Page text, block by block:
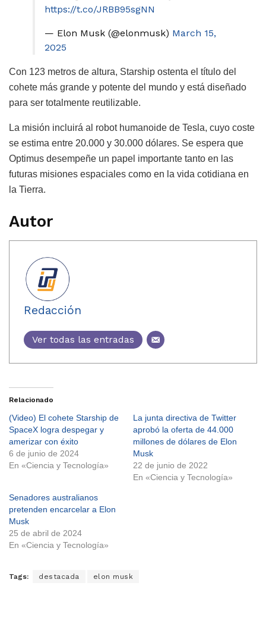
https://t.co/JRBB95sgNN
— Elon Musk (@elonmusk) March 15,
2025
Con 123 metros de altura, Starship ostenta el título del
cohete más grande y potente del mundo y está diseñado
para ser totalmente reutilizable.
La misión incluirá al robot humanoide de Tesla, cuyo coste
se estima entre 20.000 y 30.000 dólares. Se espera que
Optimus desempeñe un papel importante tanto en las
futuras misiones espaciales como en la vida cotidiana en
la Tierra.
Autor
Redacción
Ver todas las entradas
Relacionado
(Video) El cohete Starship de
SpaceX logra despegar y
amerizar con éxito
6 de junio de 2024
En «Ciencia y Tecnología»
La junta directiva de Twitter
aprobó la oferta de 44.000
millones de dólares de Elon
Musk
22 de junio de 2022
En «Ciencia y Tecnología»
Senadores australianos
pretenden encarcelar a Elon
Musk
25 de abril de 2024
En «Ciencia y Tecnología»
Tags: destacada elon musk